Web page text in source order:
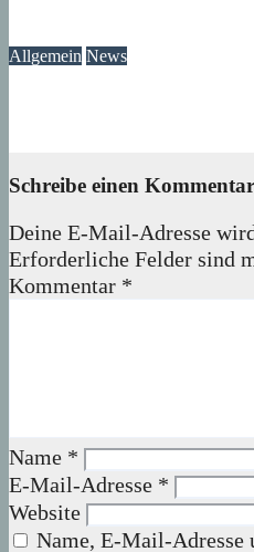
Allgemein News
Schreibe einen Kommentar
Deine E-Mail-Adresse
Erforderliche Felder sind
Kommentar *
Name *
E-Mail-Adresse *
Website
Name, E-Mail-Adresse